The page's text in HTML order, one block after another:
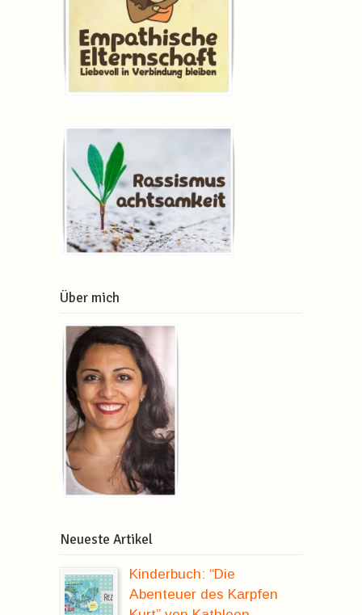
Über mich
Neueste Artikel
Kinderbuch: “Die
Abenteuer des Karpfen